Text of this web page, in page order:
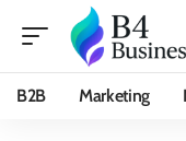
B2B Marketing